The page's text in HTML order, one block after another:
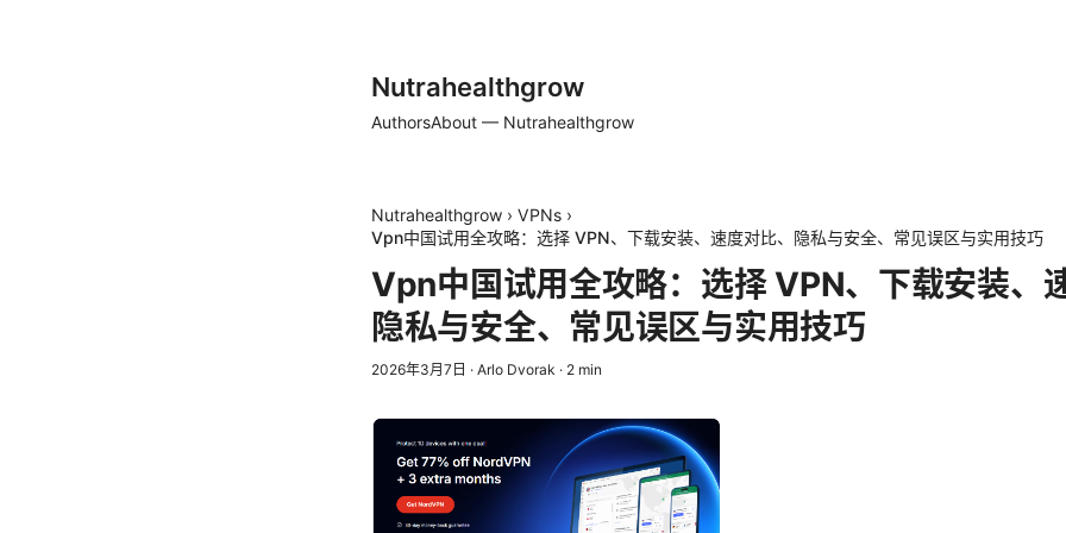
Nutrahealthgrow
AuthorsAbout — Nutrahealthgrow
Nutrahealthgrow › VPNs ›
Vpn中国试用全攻略：选择 VPN、下载安装、速度对比、隐私与安全、常见误区与实用技巧
Vpn中国试用全攻略：选择 VPN、下载安装、
隐私与安全、常见误区与实用技巧
2026年3月7日 · Arlo Dvorak · 2 min